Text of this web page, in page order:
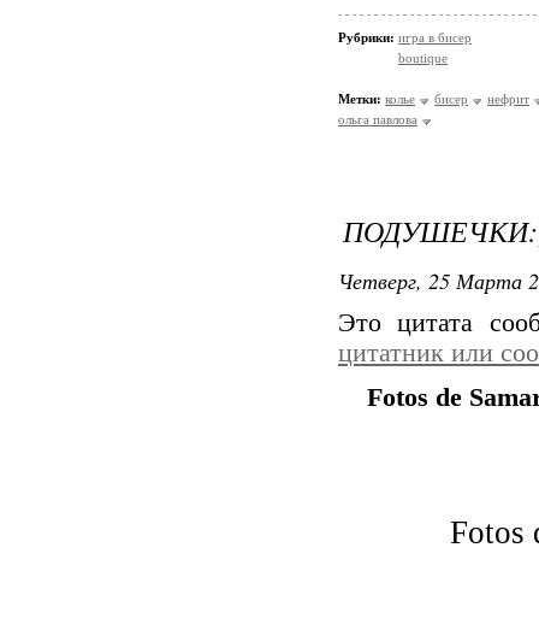
Рубрики: игра в бисер
boutique
Метки: колье бисер
нефрит
ольга павлова
Четверг, 25 Марта
Это цитата
цитатник или
Fotos de
Fotos